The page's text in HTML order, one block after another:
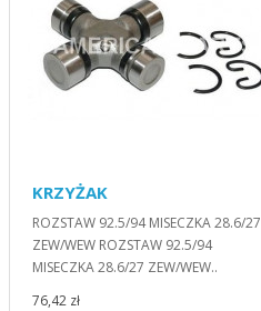
KRZYŻAK
ROZSTAW 92.5/94 MISECZKA 28.6/27
ZEW/WEW ROZSTAW 92.5/94
MISECZKA 28.6/27 ZEW/WEW..
76,42 zł